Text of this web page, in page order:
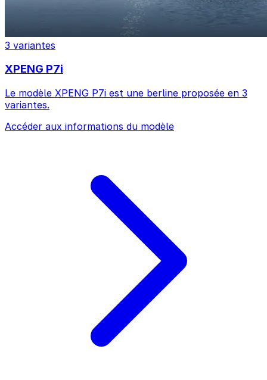
3 variantes
XPENG P7i
Le modèle XPENG P7i est une berline proposée en 3
variantes.
Accéder aux informations du modèle